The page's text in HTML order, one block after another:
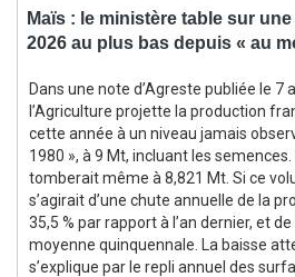
Maïs : le ministère table sur
2026 au plus bas depuis « au
Dans une note d’Agreste publiée le 7
l’Agriculture projette la production
cette année à un niveau jamais
1980 », à 9 Mt, incluant les
tomberait même à 8,821 Mt. Si ce
s’agirait d’une chute annuelle de la
35,5 % par rapport à l’an dernier, et
moyenne quinquennale. La baisse
s’explique par le repli annuel des